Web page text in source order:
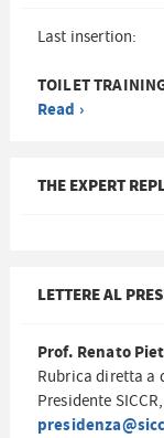
Last insertion:
TOILET
Read ›
THE EXPERT
LETTERE AL
Prof. Renato
Rubrica diretta a
Presidente